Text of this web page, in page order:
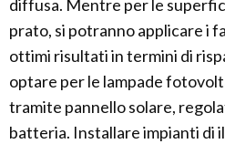
diffusa. Mentre per le
prato, si potranno applicare i
ottimi risultati in termini di
optare per le lampade
tramite pannello solare,
batteria. Installare impianti di